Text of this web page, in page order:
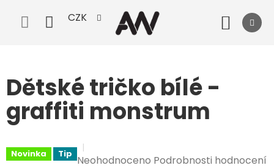
obsah
CZK
Dětské tričko bílé -
graffiti monstrum
Novinka Tip Průměrné
Neohodnoceno Podrobnosti hodnocení